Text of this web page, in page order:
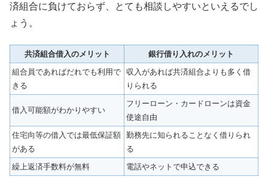
済組合に負けておらず、とても相談しやすいといえるでし
ょう。
共済組合借入のメリット
銀行借り入れのメリット
組合員であればだれでも利用で
きる
収入があれば共済組合よりも多く借
りられる
借入可能額がわかりやすい
フリーローン・カードローンは資金
使途自由
住宅向等の借入では最低保証額
がある
勤務先に知られることなく借りられ
る
繰上返済手数料が無料
電話やネットで申込できる